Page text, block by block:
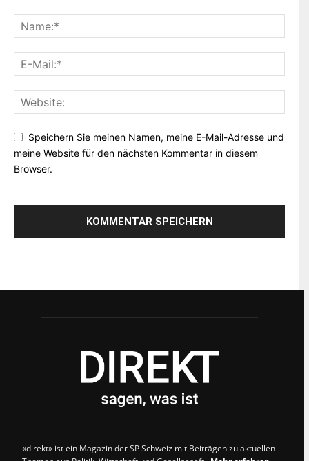
Speichern Sie meinen Namen, meine E-Mail-Adresse und
meine Website für den nächsten Kommentar in diesem
Browser.
«direkt» ist ein Magazin der SP Schweiz mit Beiträgen zu aktuellen